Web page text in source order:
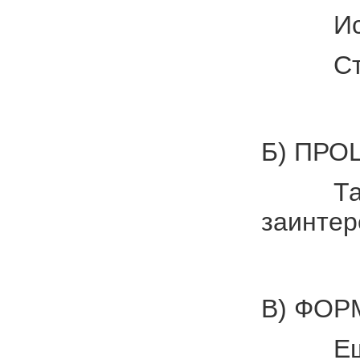
Иск о
Б)
Также
В)
Еще